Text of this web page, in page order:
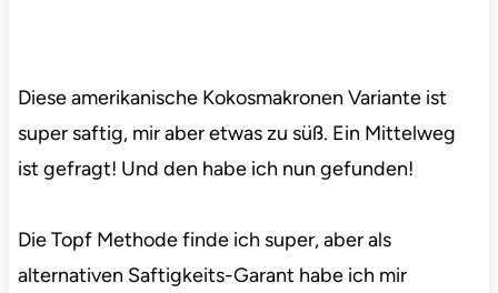
Diese amerikanische Kokosmakronen Variante ist
super saftig, mir aber etwas zu süß. Ein Mittelweg
ist gefragt! Und den habe ich nun gefunden!
Die Topf Methode finde ich super, aber als
alternativen Saftigkeits-Garant habe ich mir